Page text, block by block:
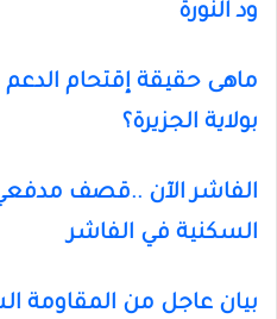
ود النورة
ماهى حقيقة إقتحام الدعم
بولاية الجزيرة؟
الفاشر الآن ..قصف مدفعي
السكنية في الفاشر
بيان عاجل من المقاومة